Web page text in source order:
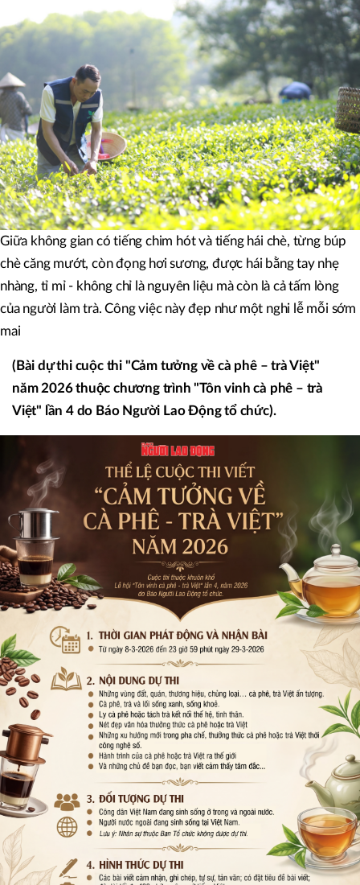
Giữa không gian có tiếng chim hót và tiếng hái chè, từng búp
chè căng mướt, còn đọng hơi sương, được hái bằng tay nhẹ
nhàng, tỉ mỉ - không chỉ là nguyên liệu mà còn là cả tấm lòng
của người làm trà. Công việc này đẹp như một nghi lễ mỗi sớm
mai
(Bài dự thi cuộc thi "Cảm tưởng về cà phê – trà Việt"
năm 2026 thuộc chương trình "Tôn vinh cà phê – trà
Việt" lần 4 do Báo Người Lao Động tổ chức).